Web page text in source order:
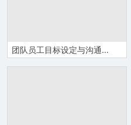
团队员工目标设定与沟通职场OKR目标管理工作法培训PPT模板